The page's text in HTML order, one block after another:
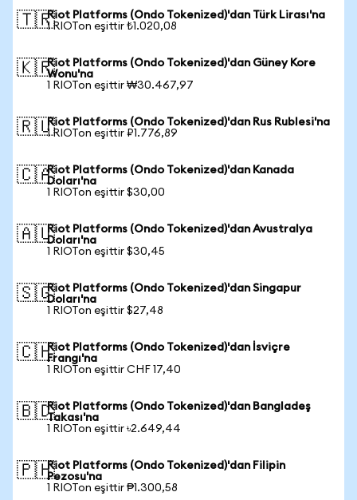
🇹🇷Riot Platforms (Ondo Tokenized)'dan Türk Lirası'na
1 RIOTon eşittir ₺1.020,08
🇰🇷Riot Platforms (Ondo Tokenized)'dan Güney Kore
Wonu'na
1 RIOTon eşittir ₩30.467,97
🇷🇺Riot Platforms (Ondo Tokenized)'dan Rus Rublesi'na
1 RIOTon eşittir ₽1.776,89
🇨🇦Riot Platforms (Ondo Tokenized)'dan Kanada
Doları'na
1 RIOTon eşittir $30,00
🇦🇺Riot Platforms (Ondo Tokenized)'dan Avustralya
Doları'na
1 RIOTon eşittir $30,45
🇸🇬Riot Platforms (Ondo Tokenized)'dan Singapur
Doları'na
1 RIOTon eşittir $27,48
🇨🇭Riot Platforms (Ondo Tokenized)'dan İsviçre
Frangı'na
1 RIOTon eşittir CHF 17,40
🇧🇩Riot Platforms (Ondo Tokenized)'dan Bangladeş
Takası'na
1 RIOTon eşittir ৳2.649,44
🇵🇭Riot Platforms (Ondo Tokenized)'dan Filipin
Pezosu'na
1 RIOTon eşittir ₱1.300,58